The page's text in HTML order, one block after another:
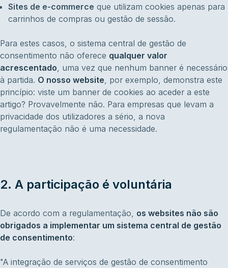
Sites de e-commerce que utilizam cookies apenas para
carrinhos de compras ou gestão de sessão.
Para estes casos, o sistema central de gestão de
consentimento não oferece qualquer valor
acrescentado, uma vez que nenhum banner é necessário
à partida. O nosso website, por exemplo, demonstra este
princípio: viste um banner de cookies ao aceder a este
artigo? Provavelmente não. Para empresas que levam a
privacidade dos utilizadores a sério, a nova
regulamentação não é uma necessidade.
2. A participação é voluntária
De acordo com a regulamentação, os websites não são
obrigados a implementar um sistema central de gestão
de consentimento:
"A integração de serviços de gestão de consentimento